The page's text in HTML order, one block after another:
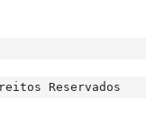
Reservados